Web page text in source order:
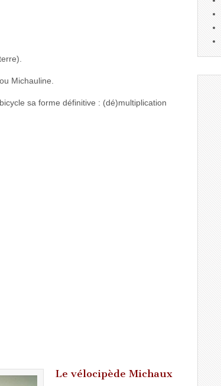
Michauline.
sa forme définitive : (dé)multiplication
Le vélocipède Michaux